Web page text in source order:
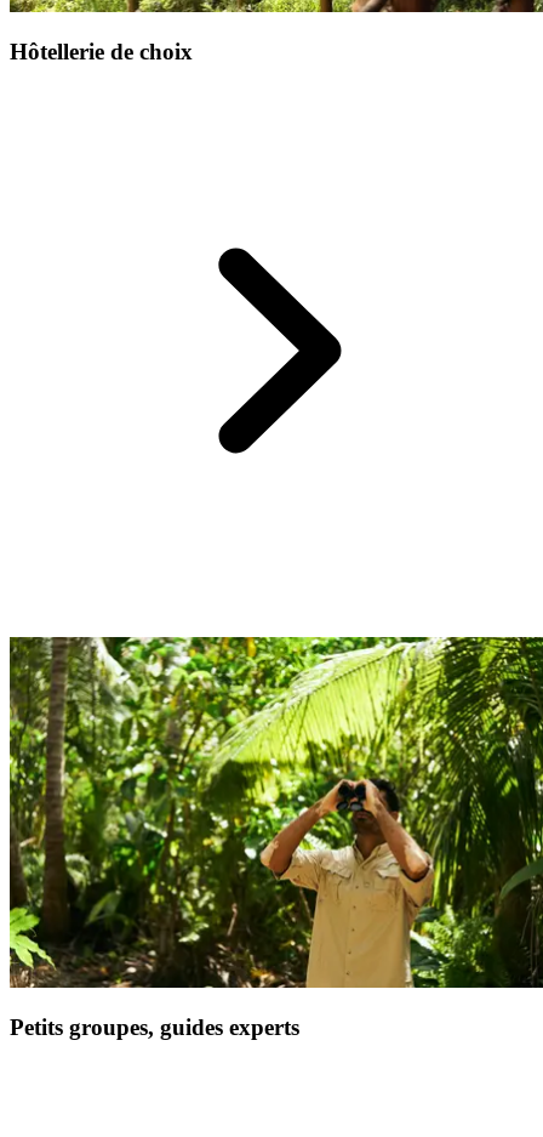
Hôtellerie de choix
Profitez d'une sélection d'adresses raffinées et traditionnelles pour un
circuit complètement immergé.
Petits groupes, guides experts